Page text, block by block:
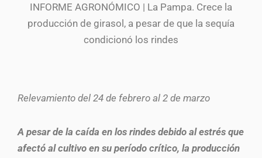
INFORME AGRONÓMICO | La Pampa. Crece la
producción de girasol, a pesar de que la sequía
condicionó los rindes
Relevamiento del 24 de febrero al 2 de marzo
A pesar de la caída en los rindes debido al estrés que
afectó al cultivo en su período crítico, la producción